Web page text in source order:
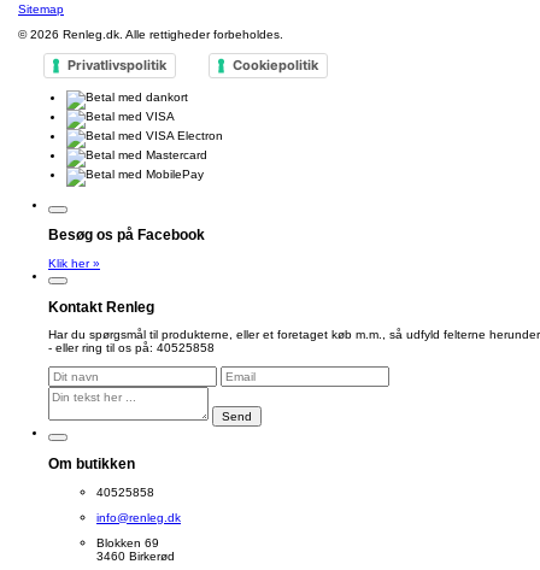
Sitemap
© 2026 Renleg.dk . Alle rettigheder forbeholdes.
Privatlivspolitik Cookiepolitik
Besøg os på Facebook
Klik her »
Kontakt Renleg
Har du spørgsmål til produkterne, eller et foretaget køb m.m., så udfyld felterne herunder
- eller ring til os på: 40525858
Send
Om butikken
40525858
info@renleg.dk
Blokken 69
3460 Birkerød